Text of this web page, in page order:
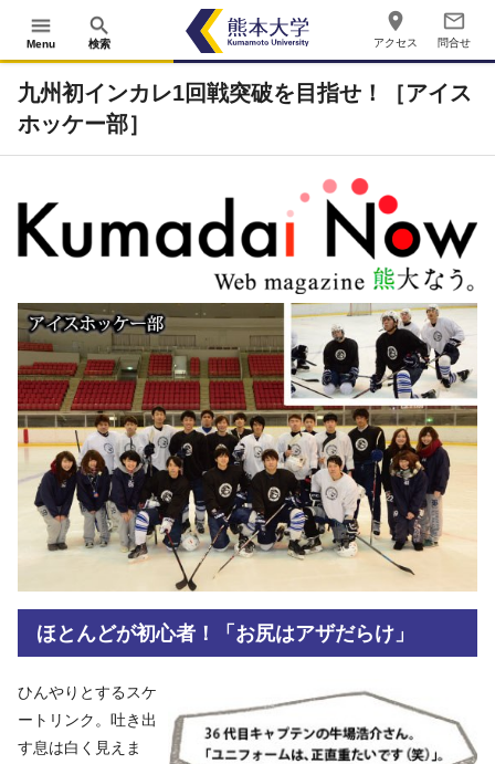
menu
Menu
search
検索
place
アクセス
mail_outline
問合せ
九州初インカレ1回戦突破を目指せ！［アイス
ホッケー部］
ほとんどが初心者！「お尻はアザだらけ」
ひんやりとするスケ
ートリンク。吐き出
す息は白く見えま